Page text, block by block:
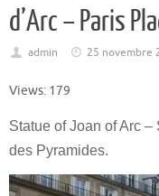
d’Arc – Paris
admin 25 novembre
Views: 179
Statue of Joan of Arc
des Pyramides.